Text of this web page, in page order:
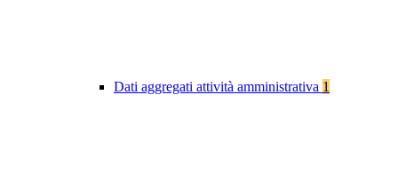
Dati aggregati attività amministrativa 1